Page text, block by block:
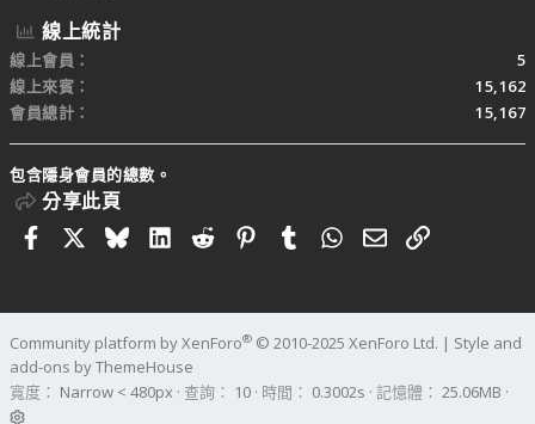
線上統計
線上會員
5
線上來賓
15,162
會員總計
15,167
包含隱身會員的總數。
分享此頁
FacebookBlueskyLinkedIn
RedditPinterestTumblrWhatsApp
電子郵件
連結
Community platform by XenForo® © 2010-2025 XenForo Ltd. | Style and
add-ons by ThemeHouse
寬度
查詢 10 時間 0.3002s 記憶體 25.06MB